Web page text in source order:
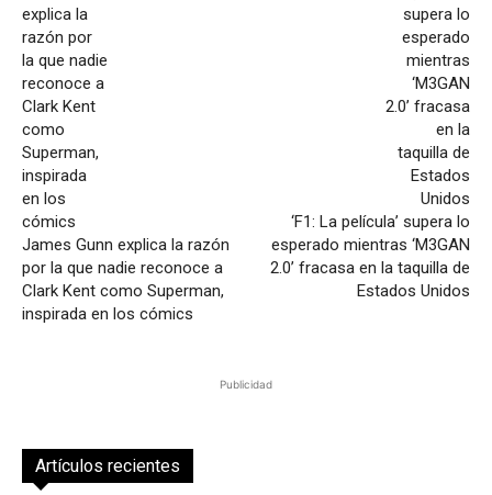
James Gunn explica la razón
por la que nadie reconoce a
Clark Kent como Superman,
inspirada en los cómics
‘F1: La película’ supera lo
esperado mientras ‘M3GAN
2.0’ fracasa en la taquilla de
Estados Unidos
Publicidad
Artículos recientes